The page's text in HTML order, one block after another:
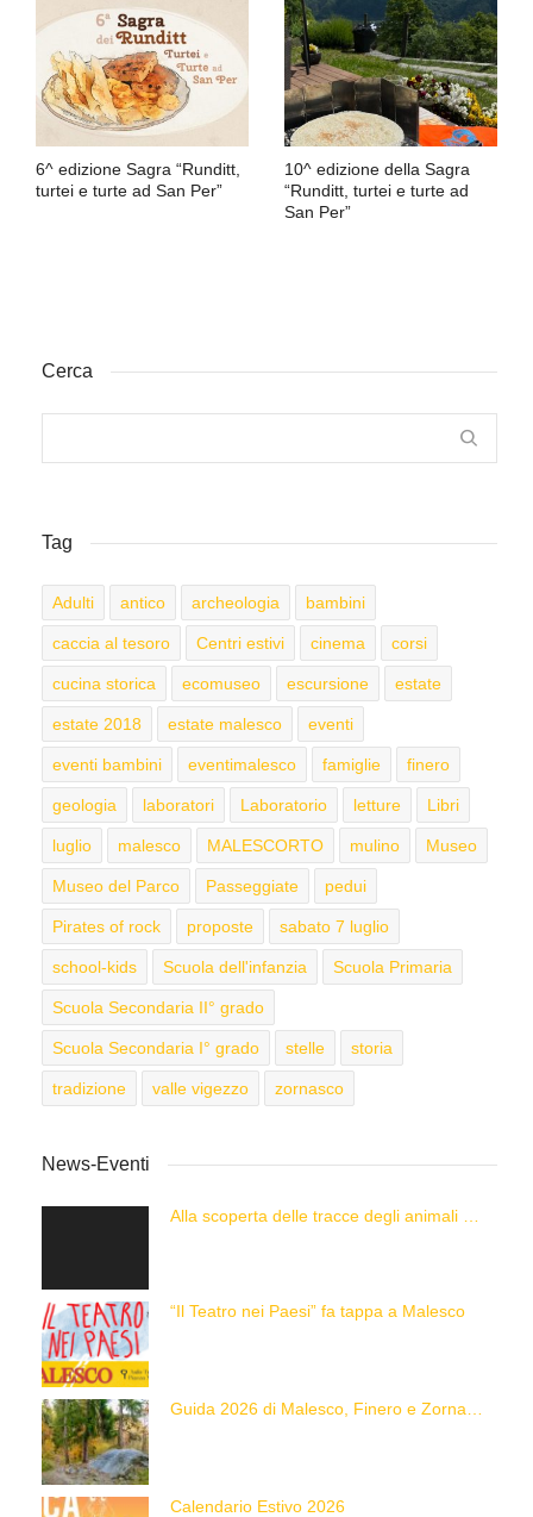
6^ edizione Sagra “Runditt,
turtei e turte ad San Per”
10^ edizione della Sagra
“Runditt, turtei e turte ad
San Per”
Cerca
Tag
Adulti antico archeologia bambini
caccia al tesoro Centri estivi cinema corsi
cucina storica ecomuseo escursione estate
estate 2018 estate malesco eventi
eventi bambini eventimalesco famiglie finero
geologia laboratori Laboratorio letture Libri
luglio malesco MALESCORTO mulino Museo
Museo del Parco Passeggiate pedui
Pirates of rock proposte sabato 7 luglio
school-kids Scuola dell'infanzia Scuola Primaria
Scuola Secondaria II° grado
Scuola Secondaria I° grado stelle storia
tradizione valle vigezzo zornasco
News-Eventi
“Il Teatro nei Paesi” fa tappa a Malesco
Calendario Estivo 2026